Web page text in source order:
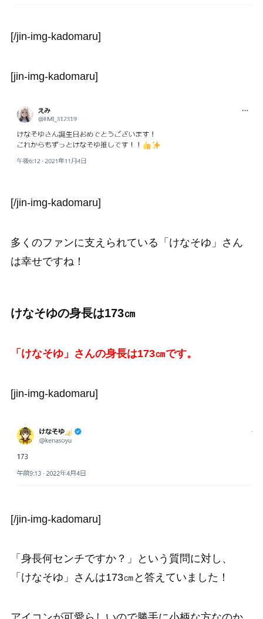
[/jin-img-kadomaru]
[jin-img-kadomaru]
[/jin-img-kadomaru]
多くのファンに支えられている「けなそゆ」さん
は幸せですね！
けなそゆの身長は173㎝
「けなそゆ」さんの身長は173㎝です。
[jin-img-kadomaru]
[/jin-img-kadomaru]
「身長何センチですか？」という質問に対し、
「けなそゆ」さんは173㎝と答えていました！